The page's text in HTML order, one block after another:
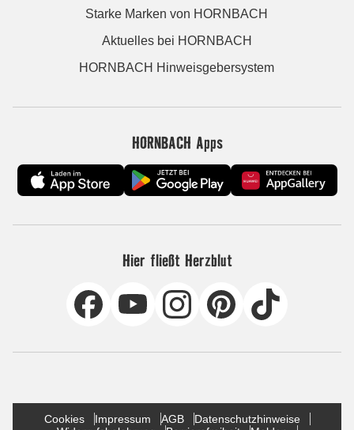
Starke Marken von HORNBACH
Aktuelles bei HORNBACH
HORNBACH Hinweisgebersystem
HORNBACH Apps
Hier fließt Herzblut
Cookies Impressum AGB
Datenschutzhinweise